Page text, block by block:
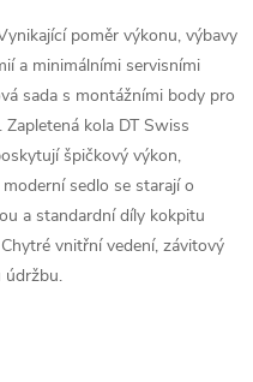
poměr výkonu, výbavy
a minimálními servisními
sada s montážními body pro
kola DT Swiss
špičkový výkon,
sedlo se starají o
a standardní díly kokpitu
vnitřní vedení, závitový
údržbu.